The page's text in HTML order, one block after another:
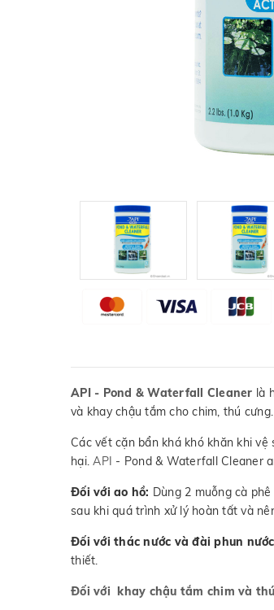
API - Pond & Waterfall Cleaner là
và khay chậu tắm cho chim, thú cưng.
Các vết cặn bẩn khá khó khăn khi
hại.API - Pond & Waterfall Cleaner
Đối với ao hồ: Dùng 2 muỗng cà
sau khi quá trình xử lý hoàn tất và
Đối với thác nước và đài phun
thiết.
Đối với khay chậu tắm chim và